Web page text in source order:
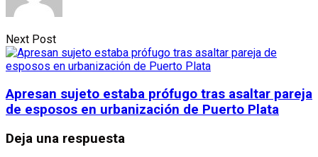
Next Post
Apresan sujeto estaba prófugo tras asaltar pareja
de esposos en urbanización de Puerto Plata
Deja una respuesta